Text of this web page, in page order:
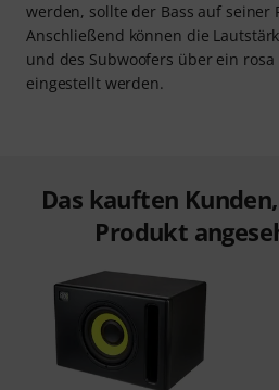
werden, sollte der Bass auf seiner
Anschließend können die
und des Subwoofers über ein rosa
eingestellt werden.
Das kauften
Produkt